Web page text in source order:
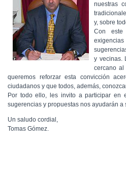
nuestras
y, sobre
Con este
y vecinas.
cercano
queremos reforzar esta convicción
ciudadanos y que todos, además,
Por todo ello, les invito a participar en
sugerencias y propuestas nos ayudarán a
Un saludo cordial,
Tomas Gómez.